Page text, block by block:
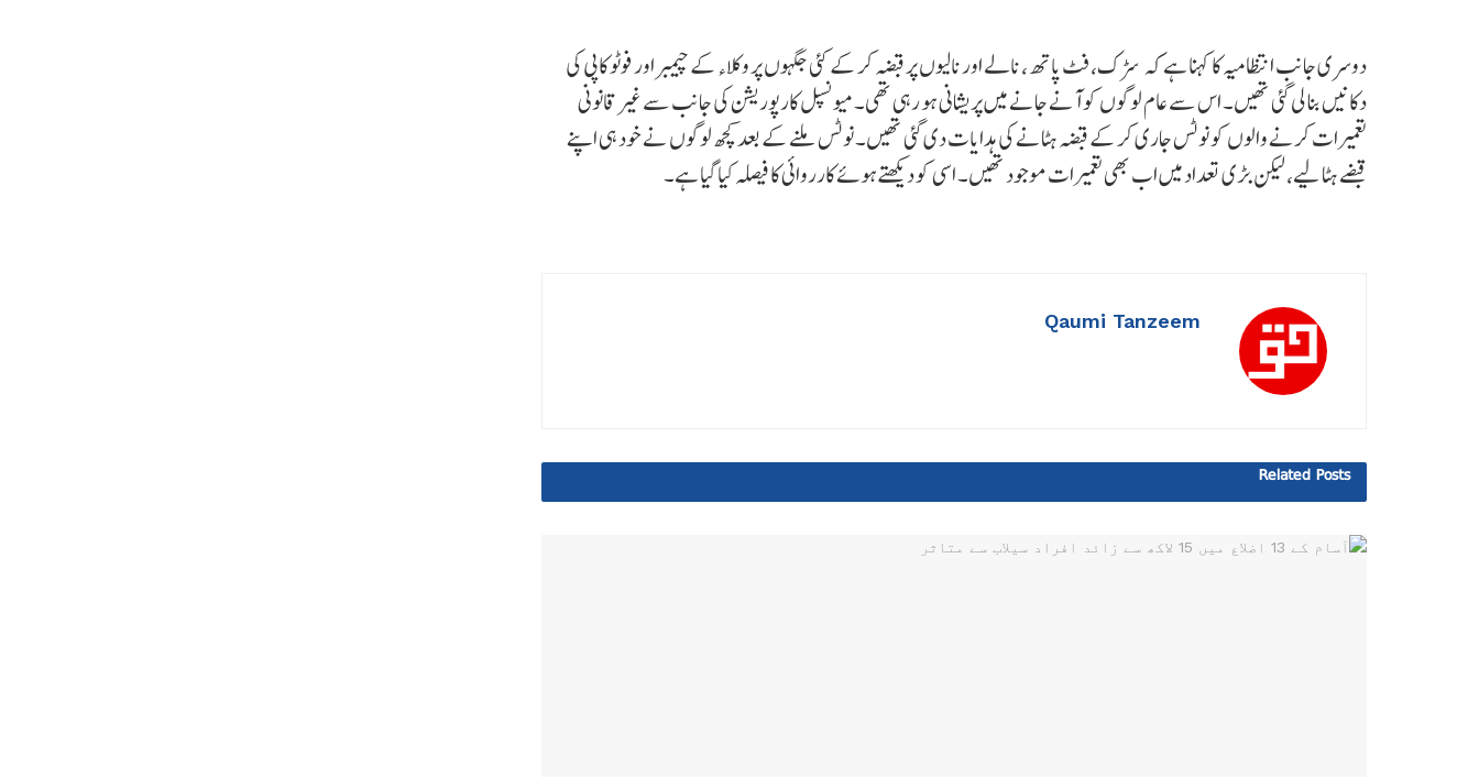
دوسری جانب انتظامیہ کا کہنا ہے کہ سڑک، فٹ پاتھ، نالے اور نالیوں پر قبضہ کر کے کئی جگہوں پر وکلاء کے چیمبر اور فوٹو کاپی کی
دکانیں بنا لی گئی تھیں۔ اس سے عام لوگوں کو آنے جانے میں پریشانی ہو رہی تھی۔ میونسپل کارپوریشن کی جانب سے غیر قانونی
تعمیرات کرنے والوں کو نوٹس جاری کر کے قبضہ ہٹانے کی ہدایات دی گئی تھیں۔ نوٹس ملنے کے بعد کچھ لوگوں نے خود ہی اپنے
قبضے ہٹا لیے، لیکن بڑی تعداد میں اب بھی تعمیرات موجود تھیں۔ اسی کو دیکھتے ہوئے کارروائی کا فیصلہ کیا گیا ہے۔
Qaumi Tanzeem
Related Posts